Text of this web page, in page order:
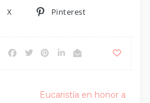
X Pinterest
Eucaristía en honor a